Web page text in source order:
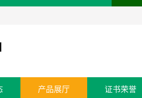
产品展厅 证书荣誉